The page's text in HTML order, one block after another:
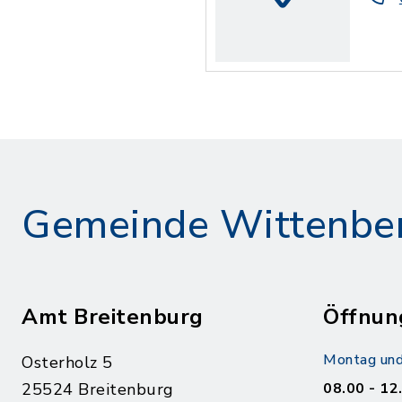
Gemeinde
Amt Breitenburg
Osterholz 5
25524 Breitenburg
Montag
08.00 -